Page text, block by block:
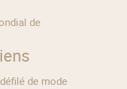
de
défilé de mode